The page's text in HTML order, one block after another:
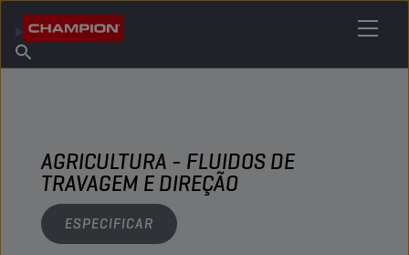
Sobre a Champion
Encontrar ponto de venda
AGRICULTURA - FLUIDOS DE
TRAVAGEM E DIREÇÃO
ESPECIFICAR